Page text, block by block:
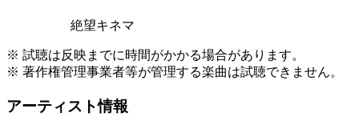
絶望キネマ
※ 試聴は反映までに時間がかかる場合があります。
※ 著作権管理事業者等が管理する楽曲は試聴できません。
アーティスト情報